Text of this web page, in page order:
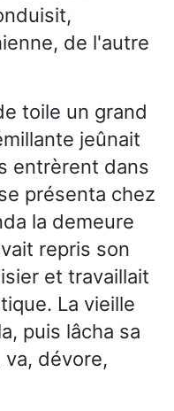
de l'autre
toile un grand
jeûnait
entrèrent dans
présenta chez
la demeure
repris son
et travaillait
La vieille
puis lâcha sa
va, dévore,